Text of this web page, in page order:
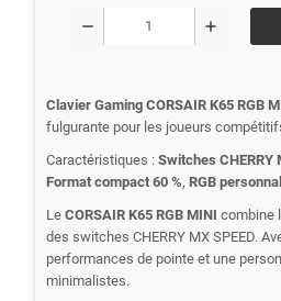
remove add
Clavier Gaming CORSAIR K65 RGB
fulgurante pour les joueurs
Caractéristiques : Switches CHERRY
Format compact 60 %, RGB
Le CORSAIR K65 RGB MINI combine
des switches CHERRY MX SPEED.
performances de pointe et une
minimalistes.